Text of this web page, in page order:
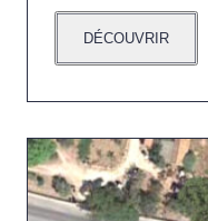
DÉCOUVRIR